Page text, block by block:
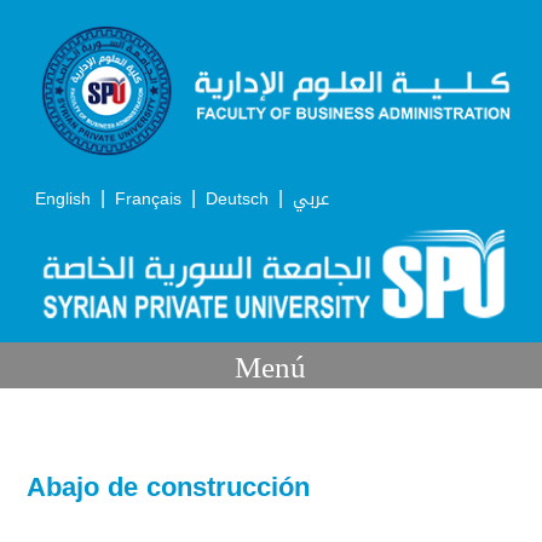
English | Français | Deutsch | عربي
Menú
Abajo de construcción